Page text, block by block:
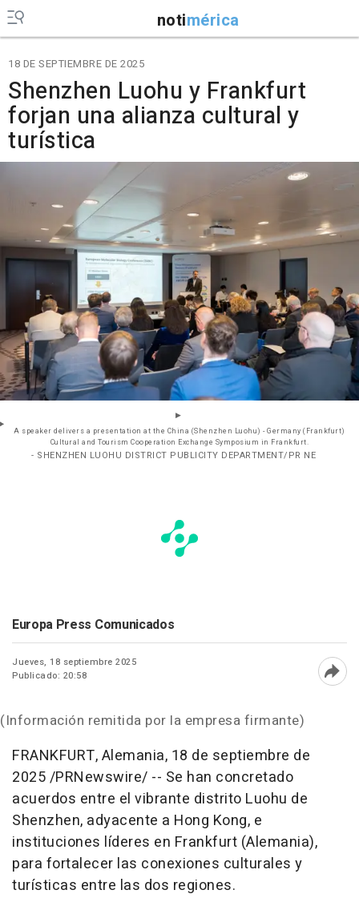
notimérica
18 DE SEPTIEMBRE DE 2025
Shenzhen Luohu y Frankfurt
forjan una alianza cultural y
turística
A speaker delivers a presentation at the China (Shenzhen Luohu) - Germany (Frankfurt)
Cultural and Tourism Cooperation Exchange Symposium in Frankfurt.
- SHENZHEN LUOHU DISTRICT PUBLICITY DEPARTMENT/PR NE
Europa Press Comunicados
Jueves, 18 septiembre 2025
Publicado: 20:58
(Información remitida por la empresa firmante)
FRANKFURT, Alemania, 18 de septiembre de
2025/PRNewswire/ -- Se han concretado
acuerdos entre el vibrante distrito Luohu de
Shenzhen, adyacente a Hong Kong, e
instituciones líderes en Frankfurt (Alemania),
para fortalecer las conexiones culturales y
turísticas entre las dos regiones.